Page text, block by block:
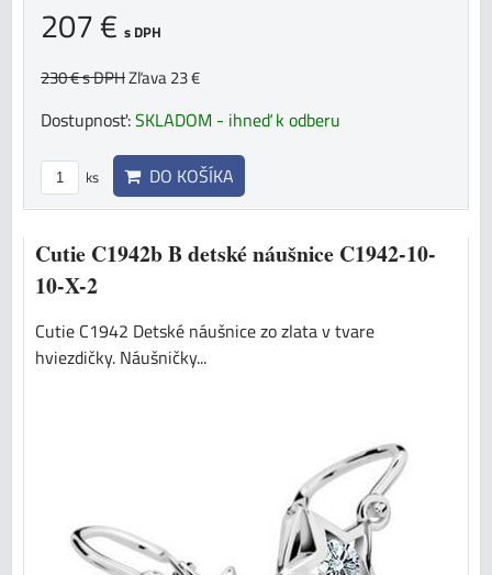
207 € s DPH
230 €s DPHZľava 23 €
Dostupnosť:SKLADOM - ihneď k odberu
ks DO KOŠÍKA
Cutie C1942b B detské náušnice C1942-10-
10-X-2
Cutie C1942 Detské náušnice zo zlata v tvare
hviezdičky. Náušničky...